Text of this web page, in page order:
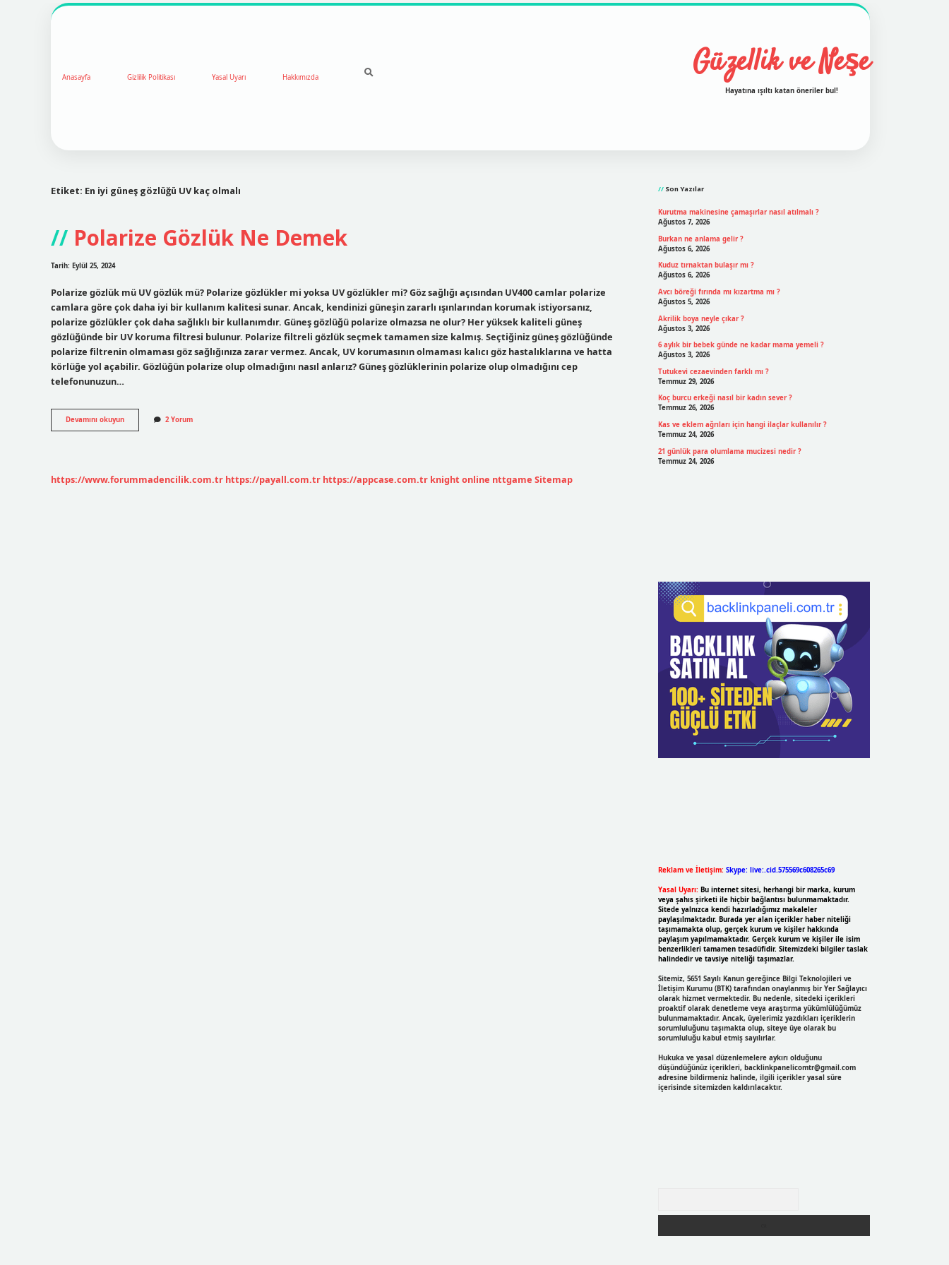
Anasayfa Gizlilik Politikası Yasal Uyarı Hakkımızda Güzellik ve Neşe
Hayatına ışıltı katan öneriler bul!
Etiket: En iyi güneş gözlüğü UV kaç olmalı
Polarize Gözlük Ne Demek
Tarih: Eylül 25, 2024
Polarize gözlük mü UV gözlük mü? Polarize gözlükler mi yoksa UV gözlükler mi? Göz sağlığı açısından UV400 camlar polarize
camlara göre çok daha iyi bir kullanım kalitesi sunar. Ancak, kendinizi güneşin zararlı ışınlarından korumak istiyorsanız,
polarize gözlükler çok daha sağlıklı bir kullanımdır. Güneş gözlüğü polarize olmazsa ne olur? Her yüksek kaliteli güneş
gözlüğünde bir UV koruma filtresi bulunur. Polarize filtreli gözlük seçmek tamamen size kalmış. Seçtiğiniz güneş gözlüğünde
polarize filtrenin olmaması göz sağlığınıza zarar vermez. Ancak, UV korumasının olmaması kalıcı göz hastalıklarına ve hatta
körlüğe yol açabilir. Gözlüğün polarize olup olmadığını nasıl anlarız? Güneş gözlüklerinin polarize olup olmadığını cep
telefonunuzun…
Devamını okuyunPolarize
Gözlük
2 Yorum
https://www.forummadencilik.com.tr https://payall.com.tr https://appcase.com.tr knight online nttgame Sitemap
Son Yazılar
Kurutma makinesine çamaşırlar nasıl atılmalı ?
Ağustos 7, 2026
Burkan ne anlama gelir ?
Ağustos 6, 2026
Kuduz tırnaktan bulaşır mı ?
Ağustos 6, 2026
Avcı böreği fırında mı kızartma mı ?
Ağustos 5, 2026
Akrilik boya neyle çıkar ?
Ağustos 3, 2026
6 aylık bir bebek günde ne kadar mama yemeli ?
Ağustos 3, 2026
Tutukevi cezaevinden farklı mı ?
Temmuz 29, 2026
Koç burcu erkeği nasıl bir kadın sever ?
Temmuz 26, 2026
Kas ve eklem ağrıları için hangi ilaçlar kullanılır ?
Temmuz 24, 2026
21 günlük para olumlama mucizesi nedir ?
Temmuz 24, 2026
Reklam ve İletişim: Skype: live:.cid.575569c608265c69
Yasal Uyarı: Bu internet sitesi, herhangi bir marka, kurum
veya şahıs şirketi ile hiçbir bağlantısı bulunmamaktadır.
Sitede yalnızca kendi hazırladığımız makaleler
paylaşılmaktadır. Burada yer alan içerikler haber niteliği
taşımamakta olup, gerçek kurum ve kişiler hakkında
paylaşım yapılmamaktadır. Gerçek kurum ve kişiler ile isim
benzerlikleri tamamen tesadüfidir. Sitemizdeki bilgiler taslak
halindedir ve tavsiye niteliği taşımazlar.
Sitemiz, 5651 Sayılı Kanun gereğince Bilgi Teknolojileri ve
İletişim Kurumu (BTK) tarafından onaylanmış bir Yer Sağlayıcı
olarak hizmet vermektedir. Bu nedenle, sitedeki içerikleri
proaktif olarak denetleme veya araştırma yükümlülüğümüz
bulunmamaktadır. Ancak, üyelerimiz yazdıkları içeriklerin
sorumluluğunu taşımakta olup, siteye üye olarak bu
sorumluluğu kabul etmiş sayılırlar.
Hukuka ve yasal düzenlemelere aykırı olduğunu
düşündüğünüz içerikleri, backlinkpanelicomtr@gmail.com
adresine bildirmeniz halinde, ilgili içerikler yasal süre
içerisinde sitemizden kaldırılacaktır.